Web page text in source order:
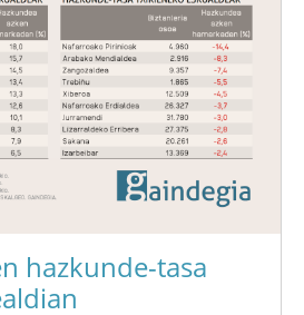
hazkunde-tasa